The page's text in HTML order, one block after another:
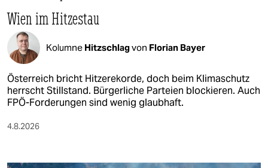
Wien im Hitzestau
Kolumne Hitzschlagvon Florian Bayer
Österreich bricht Hitzerekorde, doch beim Klimaschutz
herrscht Stillstand. Bürgerliche Parteien blockieren. Auch
FPÖ-Forderungen sind wenig glaubhaft.
4.8.2026